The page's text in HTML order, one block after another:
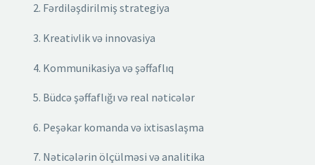
Fərdiləşdirilmiş strategiya
Kreativlik və innovasiya
Kommunikasiya və şəffaflıq
Büdcə şəffaflığı və real nəticələr
Peşəkar komanda və ixtisaslaşma
Nəticələrin ölçülməsi və analitika